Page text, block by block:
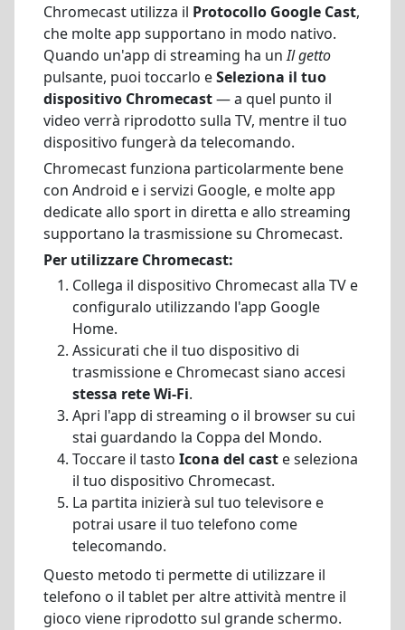
Chromecast utilizza il Protocollo Google Cast,
che molte app supportano in modo nativo.
Quando un'app di streaming ha unIl getto
pulsante, puoi toccarlo eSeleziona il tuo
dispositivo Chromecast— a quel punto il
video verrà riprodotto sulla TV, mentre il tuo
dispositivo fungerà da telecomando.
Chromecast funziona particolarmente bene
con Android e i servizi Google, e molte app
dedicate allo sport in diretta e allo streaming
supportano la trasmissione su Chromecast.
Per utilizzare Chromecast:
Collega il dispositivo Chromecast alla TV e
configuralo utilizzando l'app Google
Home.
Assicurati che il tuo dispositivo di
trasmissione e Chromecast siano accesi
stessa rete Wi-Fi.
Apri l'app di streaming o il browser su cui
stai guardando la Coppa del Mondo.
Toccare il tasto Icona del cast e seleziona
il tuo dispositivo Chromecast.
La partita inizierà sul tuo televisore e
potrai usare il tuo telefono come
telecomando.
Questo metodo ti permette di utilizzare il
telefono o il tablet per altre attività mentre il
gioco viene riprodotto sul grande schermo.